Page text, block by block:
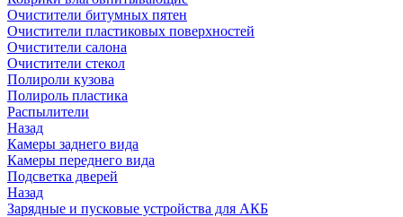
Очистители битумных пятен
Очистители пластиковых поверхностей
Очистители салона
Очистители стекол
Полироли кузова
Полироль пластика
Распылители
Назад
Камеры заднего вида
Камеры переднего вида
Подсветка дверей
Назад
Зарядные и пусковые устройства для АКБ